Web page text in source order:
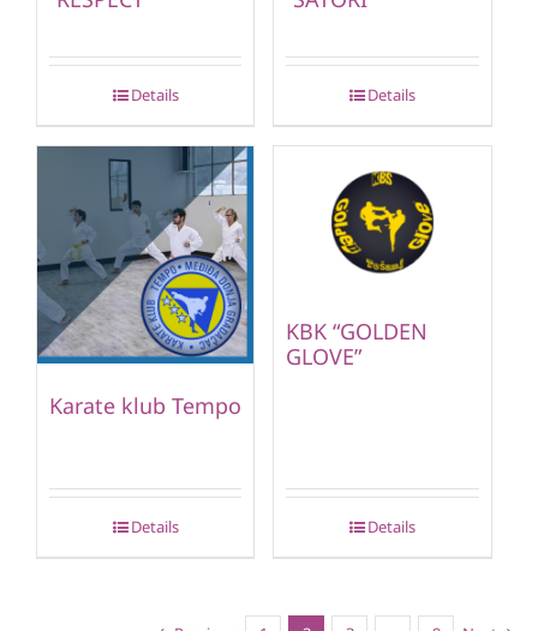
Details Details
Karate klub Tempo
Details
KBK “GOLDEN
GLOVE”
Details